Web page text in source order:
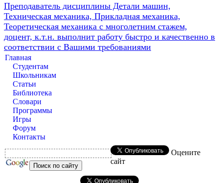
Преподаватель дисциплины Детали машин,
Техническая механика, Прикладная механика,
Теоретическая механика с многолетним стажем,
доцент, к.т.н. выполнит работу быстро и качественно в
соответствии с Вашими требованиями
Главная
Студентам
Школьникам
Статьи
Библиотека
Словари
Программы
Игры
Форум
Контакты
Оцените
сайт